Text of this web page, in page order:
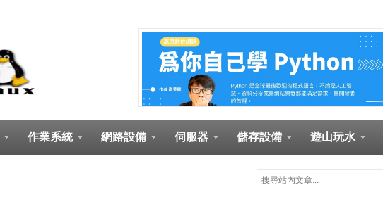
作業系統 網路設備 伺服器 儲存設備 遊山玩水